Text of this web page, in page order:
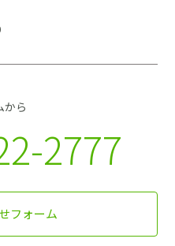
から
2777
フォーム